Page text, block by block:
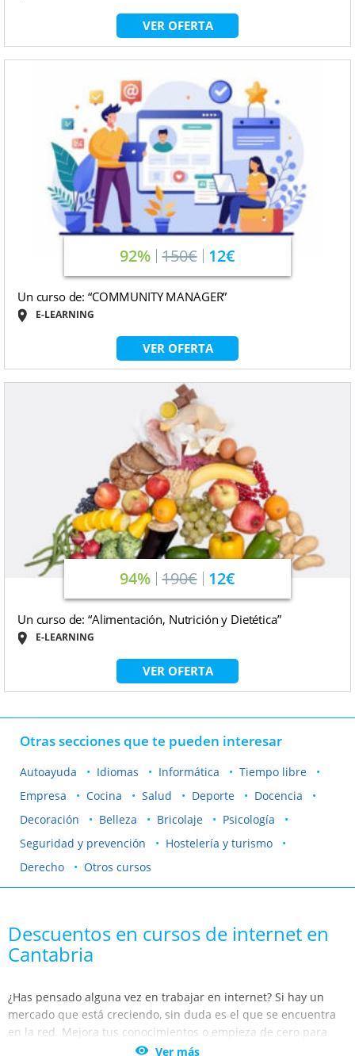
VER OFERTA
92% 150€ 12€
Un curso de: “COMMUNITY MANAGER”
E-LEARNING
VER OFERTA
94% 190€ 12€
Un curso de: “Alimentación, Nutrición y Dietética”
E-LEARNING
VER OFERTA
Otras secciones que te pueden interesar
Autoayuda Idiomas Informática
Tiempo libre
Empresa
Cocina Salud Deporte
Docencia
Decoración
Belleza Bricolaje
Psicología
Seguridad y prevención
Hostelería y turismo
Derecho
Otros cursos
Descuentos en cursos de internet en
Cantabria
¿Has pensado alguna vez en trabajar en internet? Si hay un
mercado que está creciendo, sin duda es el que se encuentra
en la red. Mejora tus conocimientos o empieza de cero para
poder enfocar tu actividad laboral hacia internet.
 Ver más